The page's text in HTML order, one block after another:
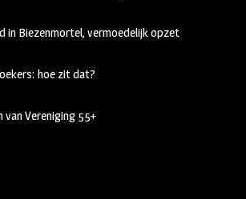
in Biezenmortel, vermoedelijk opzet
hoe zit dat?
Vereniging 55+